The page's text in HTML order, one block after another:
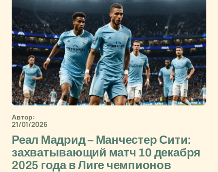
Автор:
21/01/2026
Реал Мадрид – Манчестер Сити:
захватывающий матч 10 декабря
2025 года в Лиге чемпионов